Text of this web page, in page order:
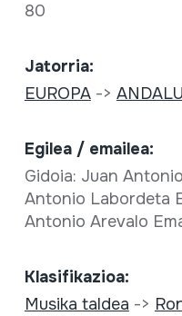
80
Jatorria:
EUROPA->
Egilea / emailea:
Gidoia: Juan
Antonio Labordeta
Antonio Arevalo
Klasifikazioa:
Musika taldea ->